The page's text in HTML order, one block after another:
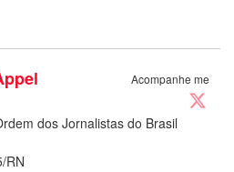
Acompanhe me
dos Jornalistas do Brasil
RN